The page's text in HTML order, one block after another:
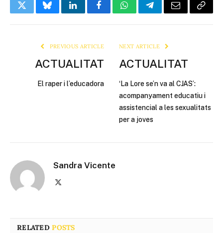
TwitterBlueskyLinkedInFacebookWhatsAppTelegramEmail Copy
PREVIOUS ARTICLE
ACTUALITAT
El raper i l’educadora
NEXT ARTICLE
ACTUALITAT
‘La Lore se’n va al CJAS’:
acompanyament educatiu i
assistencial a les sexualitats
per a joves
Sandra Vicente
RELATEDPOSTS